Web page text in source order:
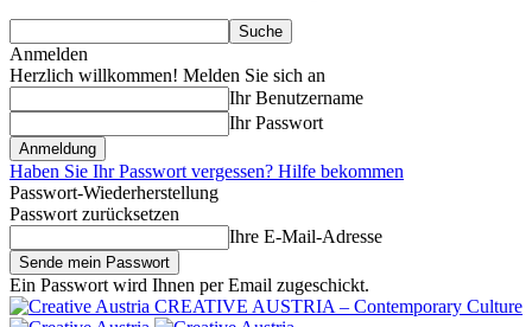
Anmelden
Herzlich willkommen! Melden Sie sich an
Ihr Benutzername
Ihr Passwort
Haben Sie Ihr Passwort vergessen? Hilfe bekommen
Passwort-Wiederherstellung
Passwort zurücksetzen
Ihre E-Mail-Adresse
Ein Passwort wird Ihnen per Email zugeschickt.
CREATIVE AUSTRIA – Contemporary Culture